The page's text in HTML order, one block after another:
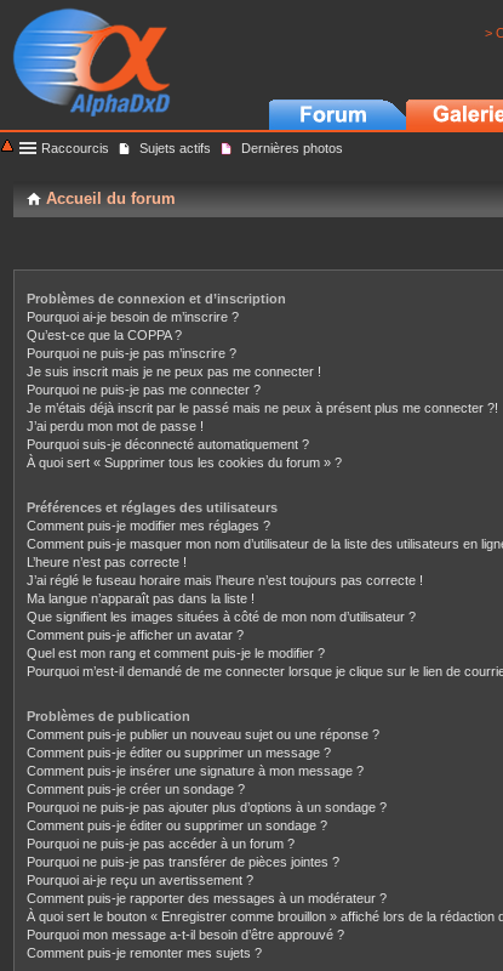
>
Raccourcis Sujets actifs Dernières photos
Accueil du forum
Problèmes de connexion et d’inscription
Pourquoi ai-je besoin de m’inscrire ?
Qu’est-ce que la COPPA ?
Pourquoi ne puis-je pas m’inscrire ?
Je suis inscrit mais je ne peux pas me connecter !
Pourquoi ne puis-je pas me connecter ?
Je m’étais déjà inscrit par le passé mais ne peux à présent plus me connecter ?!
J’ai perdu mon mot de passe !
Pourquoi suis-je déconnecté automatiquement ?
À quoi sert « Supprimer tous les cookies du forum » ?
Préférences et réglages des utilisateurs
Comment puis-je modifier mes réglages ?
Comment puis-je masquer mon nom d’utilisateur de la liste des utilisateurs en
L’heure n’est pas correcte !
J’ai réglé le fuseau horaire mais l’heure n’est toujours pas correcte !
Ma langue n’apparaît pas dans la liste !
Que signifient les images situées à côté de mon nom d’utilisateur ?
Comment puis-je afficher un avatar ?
Quel est mon rang et comment puis-je le modifier ?
Pourquoi m’est-il demandé de me connecter lorsque je clique sur le lien de
Problèmes de publication
Comment puis-je publier un nouveau sujet ou une réponse ?
Comment puis-je éditer ou supprimer un message ?
Comment puis-je insérer une signature à mon message ?
Comment puis-je créer un sondage ?
Pourquoi ne puis-je pas ajouter plus d’options à un sondage ?
Comment puis-je éditer ou supprimer un sondage ?
Pourquoi ne puis-je pas accéder à un forum ?
Pourquoi ne puis-je pas transférer de pièces jointes ?
Pourquoi ai-je reçu un avertissement ?
Comment puis-je rapporter des messages à un modérateur ?
À quoi sert le bouton « Enregistrer comme brouillon » affiché lors de la rédaction
Pourquoi mon message a-t-il besoin d’être approuvé ?
Comment puis-je remonter mes sujets ?